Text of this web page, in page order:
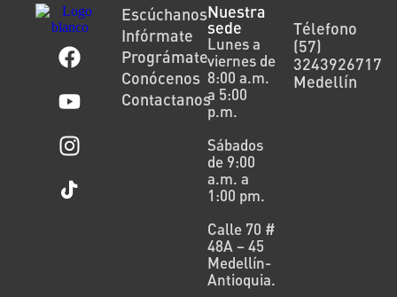
Escúchanos
Infórmate
Prográmate
Conócenos
Contactanos
Nuestra
sede
Lunes a
viernes de
8:00 a.m.
a 5:00
p.m.
Sábados
de 9:00
a.m. a
1:00 pm.
Calle 70 #
48A – 45
Medellín-
Antioquia.
Télefono
(57)
3243926717
Medellín